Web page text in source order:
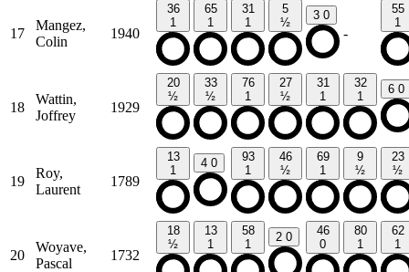
17
Mangez,
Colin
1940
36
1
65
1
31
1
5
½
3 0
-
55
1
18
Wattin,
Joffrey
1929
20
½
33
½
76
1
27
½
31
1
32
1
6 0
19
Roy,
Laurent
1789
13
1
4 0
93
1
46
½
69
1
9
½
23
½
20
Woyave,
Pascal
1732
18
½
13
1
58
1
2 0
46
0
80
1
62
1